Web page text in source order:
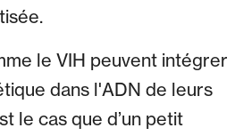
le VIH peuvent intégrer
dans l'ADN de leurs
le cas que d’un petit